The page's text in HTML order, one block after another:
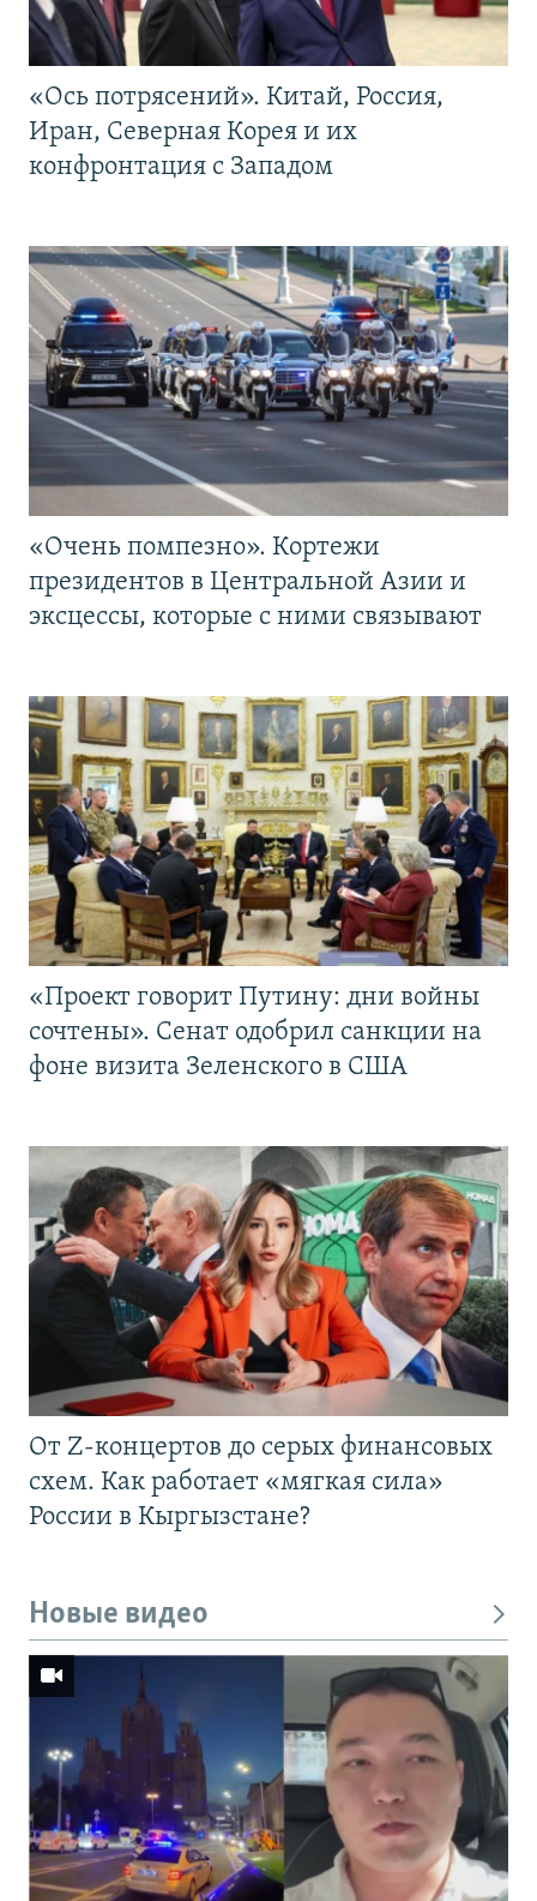
«Ось потрясений». Китай, Россия,
Иран, Северная Корея и их
конфронтация с Западом
«Очень помпезно». Кортежи
президентов в Центральной Азии и
эксцессы, которые с ними связывают
«Проект говорит Путину: дни войны
сочтены». Сенат одобрил санкции на
фоне визита Зеленского в США
От Z-концертов до серых финансовых
схем. Как работает «мягкая сила»
России в Кыргызстане?
Новые видео